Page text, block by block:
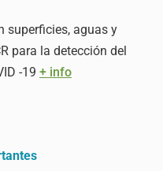
superficies, aguas y
para la detección del
-19 + info